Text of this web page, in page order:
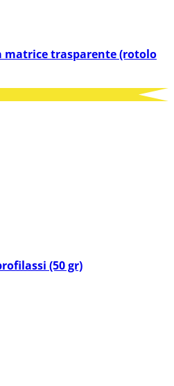
matrice trasparente (rotolo
(50 gr)